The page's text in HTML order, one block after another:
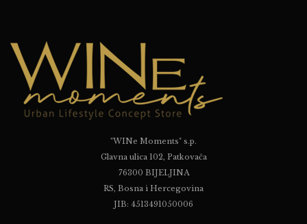
"WINe Moments" s.p.
Glavna ulica 102, Patkovača
76300 BIJELJINA
RS, Bosna i Hercegovina
JIB: 4513491050006